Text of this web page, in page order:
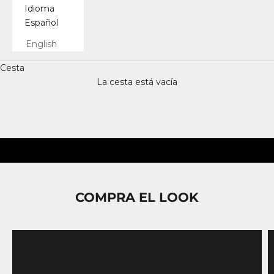
Idioma
Español
English
Cesta
La cesta está vacía
COMPRA EL LOOK